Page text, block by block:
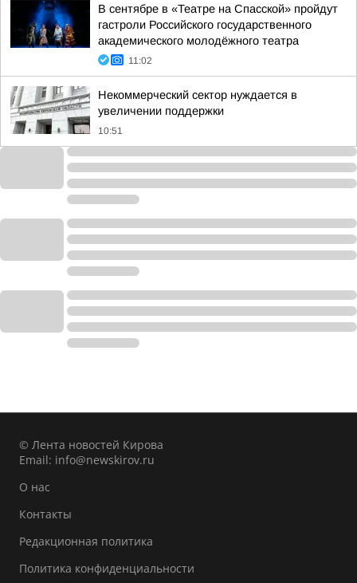
В сентябре в «Театре на Спасской» пройдут
гастроли Российского государственного
академического молодёжного театра
11:02
Некоммерческий сектор нуждается в
увеличении поддержки
10:51
© Лента новостей Кирова
Email: info@newskirov.ru
О нас
Контакты
Редакционная политика
Политика конфиденциальности